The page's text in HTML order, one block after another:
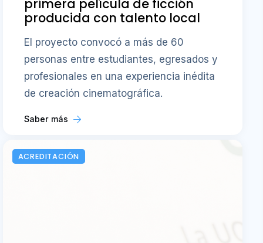
primera película de ficción
producida con talento local
El proyecto convocó a más de 60
personas entre estudiantes, egresados y
profesionales en una experiencia inédita
de creación cinematográfica.
Saber más
ACREDITACIÓN